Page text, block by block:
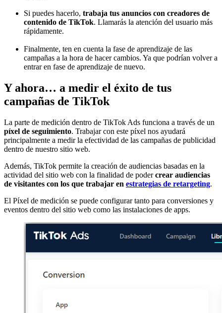
Si puedes hacerlo, trabaja tus anuncios con creadores de
contenido de TikTok. Llamarás la atención del usuario más
rápidamente.
Finalmente, ten en cuenta la fase de aprendizaje de las
campañas a la hora de hacer cambios. Ya que podrían volver a
entrar en fase de aprendizaje de nuevo.
Y ahora… a medir el éxito de tus
campañas de TikTok
La parte de medición dentro de TikTok Ads funciona a través de un
píxel de seguimiento. Trabajar con este píxel nos ayudará
principalmente a medir la efectividad de las campañas de publicidad
dentro de nuestro sitio web.
Además, TikTok permite la creación de audiencias basadas en la
actividad del sitio web con la finalidad de podercrear audiencias
de visitantes con los que trabajar en estrategias de retargeting.
El Píxel de medición se puede configurar tanto para conversiones y
eventos dentro del sitio web como las instalaciones de apps.